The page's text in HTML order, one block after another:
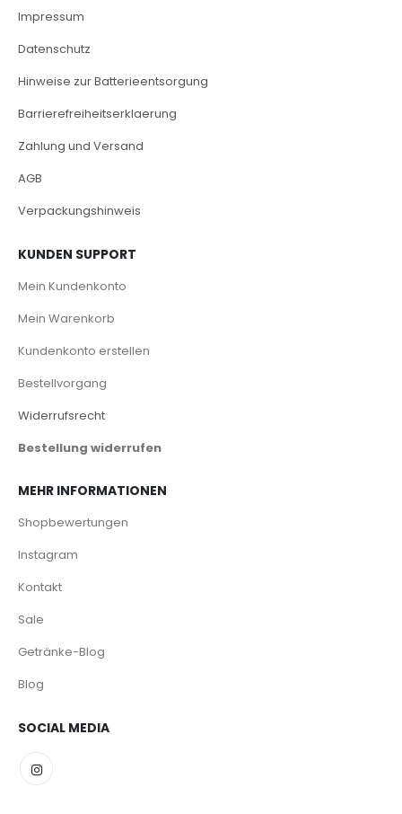
Impressum
Datenschutz
Hinweise zur Batterieentsorgung
Barrierefreiheitserklaerung
Zahlung und Versand
AGB
Verpackungshinweis
KUNDEN SUPPORT
Mein Kundenkonto
Mein Warenkorb
Kundenkonto erstellen
Bestellvorgang
Widerrufsrecht
Bestellung widerrufen
MEHR INFORMATIONEN
Shopbewertungen
Instagram
Kontakt
Sale
Getränke-Blog
Blog
SOCIAL MEDIA